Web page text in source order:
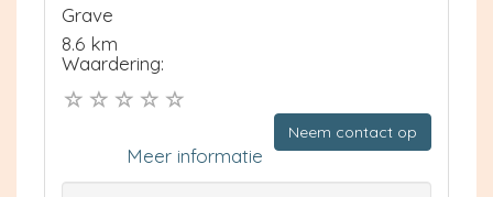
Grave
8.6 km
Waardering:
Neem contact op
Meer informatie